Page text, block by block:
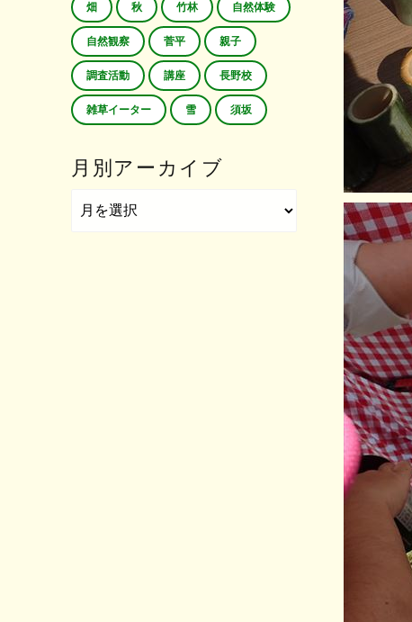
畑 秋 竹林 自然体験
自然観察 菅平 親子
調査活動 講座 長野校
雑草イーター 雪 須坂
月別アーカイブ